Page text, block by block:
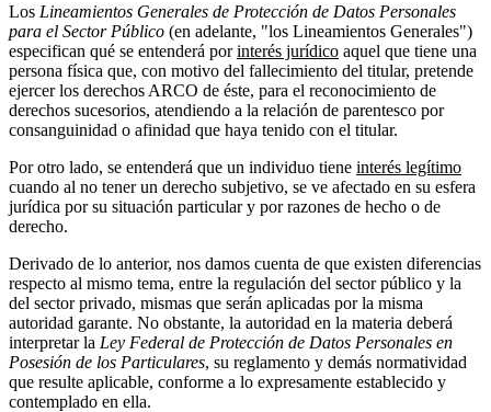
Los Lineamientos Generales de Protección de Datos Personales
para el Sector Público (en adelante, "los Lineamientos Generales")
especifican qué se entenderá porinterés jurídico aquel que tiene una
persona física que, con motivo del fallecimiento del titular, pretende
ejercer los derechos ARCO de éste, para el reconocimiento de
derechos sucesorios, atendiendo a la relación de parentesco por
consanguinidad o afinidad que haya tenido con el titular.
Por otro lado, se entenderá que un individuo tiene interés legítimo
cuando al no tener un derecho subjetivo, se ve afectado en su esfera
jurídica por su situación particular y por razones de hecho o de
derecho.
Derivado de lo anterior, nos damos cuenta de que existen diferencias
respecto al mismo tema, entre la regulación del sector público y la
del sector privado, mismas que serán aplicadas por la misma
autoridad garante. No obstante, la autoridad en la materia deberá
interpretar la Ley Federal de Protección de Datos Personales en
Posesión de los Particulares, su reglamento y demás normatividad
que resulte aplicable, conforme a lo expresamente establecido y
contemplado en ella.